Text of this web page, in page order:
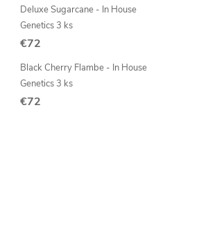
Deluxe Sugarcane - In House
Genetics 3 ks
€72
Black Cherry Flambe - In House
Genetics 3 ks
€72